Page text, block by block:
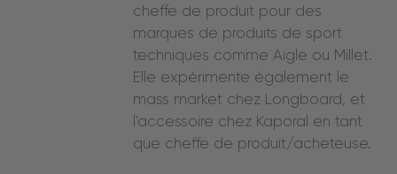
cheffe de produit pour des
marques de produits de sport
techniques comme Aigle ou Millet.
Elle expérimente également le
mass market chez Longboard, et
l'accessoire chez Kaporal en tant
que cheffe de produit/acheteuse.